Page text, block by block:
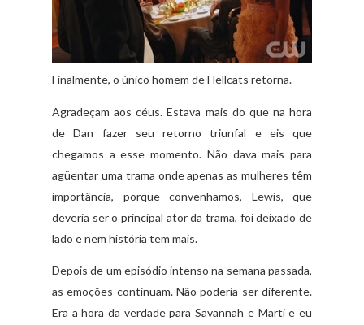
Finalmente, o único homem de Hellcats retorna.
Agradeçam aos céus. Estava mais do que na hora
de Dan fazer seu retorno triunfal e eis que
chegamos a esse momento. Não dava mais para
agüentar uma trama onde apenas as mulheres têm
importância, porque convenhamos, Lewis, que
deveria ser o principal ator da trama, foi deixado de
lado e nem história tem mais.
Depois de um episódio intenso na semana passada,
as emoções continuam. Não poderia ser diferente.
Era a hora da verdade para Savannah e Marti e eu